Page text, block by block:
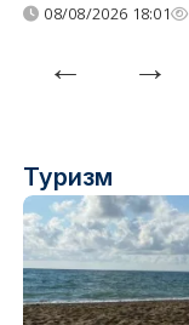
08/08/2026 18:01
Туризм